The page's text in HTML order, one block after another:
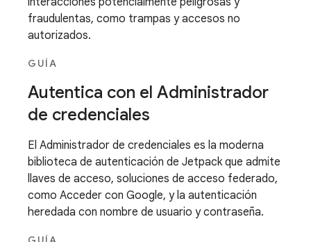
fraudulentas, como trampas y accesos no
autorizados.
GUÍA
Autentica con el Administrador
de credenciales
El Administrador de credenciales es la moderna
biblioteca de autenticación de Jetpack que admite
llaves de acceso, soluciones de acceso federado,
como Acceder con Google, y la autenticación
heredada con nombre de usuario y contraseña.